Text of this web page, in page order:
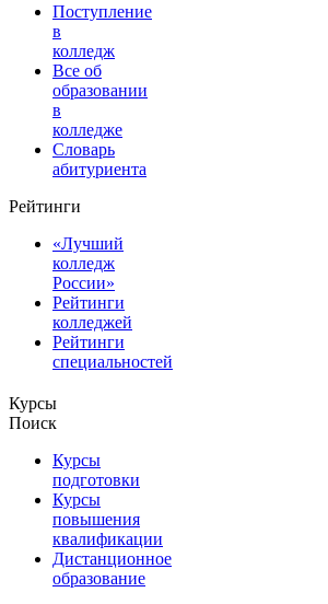
Поступление
в
колледж
Все об
образовании
в
колледже
Словарь
абитуриента
Рейтинги
«Лучший
колледж
России»
Рейтинги
колледжей
Рейтинги
специальностей
Курсы
Поиск
Курсы
подготовки
Курсы
повышения
квалификации
Дистанционное
образование